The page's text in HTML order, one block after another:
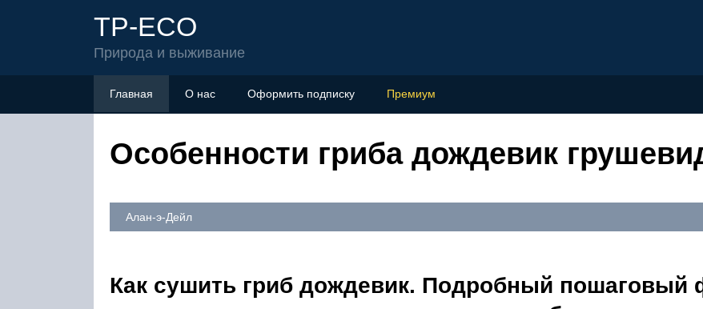
TP-ECO
Природа и выживание
Главная О нас Оформить подписку Премиум
Особенности гриба дождевик
Алан-э-Дейл
Как сушить гриб дождевик. Подробный пошаговый